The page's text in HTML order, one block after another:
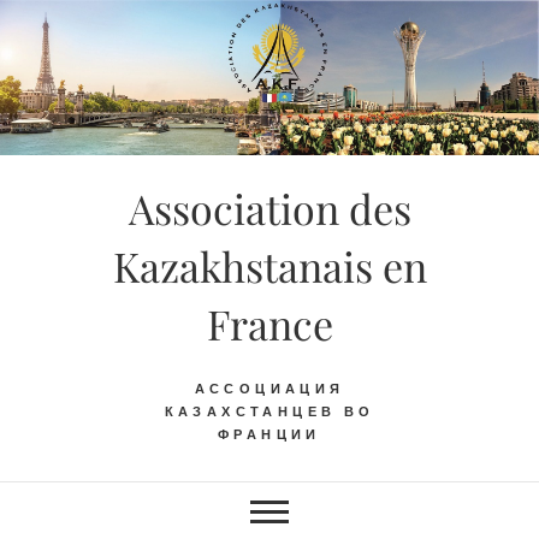
Skip
content
Association des
Kazakhstanais en
France
АССОЦИАЦИЯ
КАЗАХСТАНЦЕВ ВО
ФРАНЦИИ